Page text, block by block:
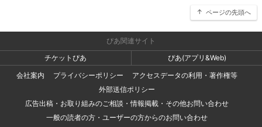
ページの先頭へ
ぴあ関連サイト
チケットぴあ
ぴあ(アプリ&Web)
会社案内
プライバシーポリシー
アクセスデータの利用・著作権等
外部送信ポリシー
広告出稿・お取り組みのご相談・情報掲載・その他お問い合わせ
一般の読者の方・ユーザーの方からのお問い合わせ